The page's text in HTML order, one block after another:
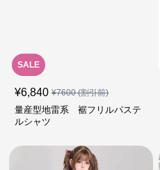
SALE
¥6,840 ¥7600(割引前)
量産型地雷系 裾フリルパステ
ルシャツ